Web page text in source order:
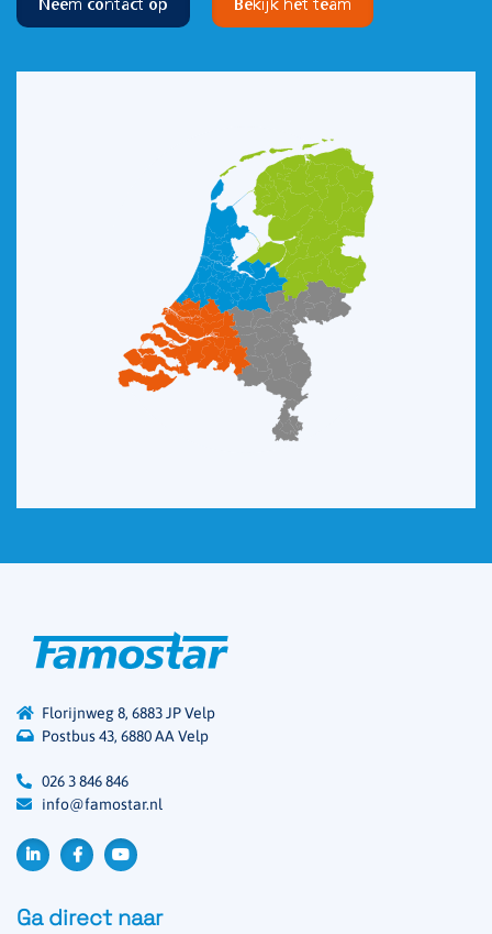
Neem contact op Bekijk het team
Florijnweg 8, 6883 JP Velp
Postbus 43, 6880 AA Velp
026 3 846 846
info@famostar.nl
Ga direct naar